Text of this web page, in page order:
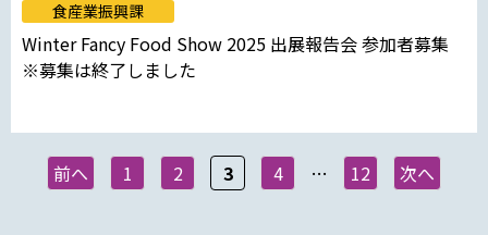
食産業振興課
Winter Fancy Food Show 2025 出展報告会 参加者募集
※募集は終了しました
前へ 1 2 3 4 … 12 次へ